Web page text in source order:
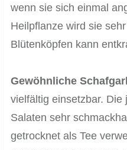
wenn sie sich einmal
Heilpflanze wird sie
Blütenköpfen kann
Gewöhnliche
vielfältig einsetzbar. Die
Salaten sehr
getrocknet als Tee